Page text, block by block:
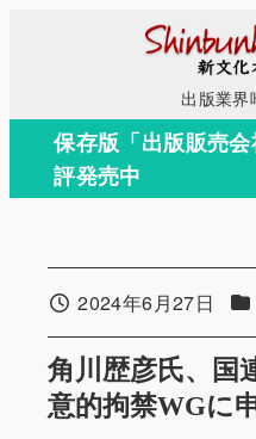
コ
テ
出版業界
保存版「出版販売
評発売中
角川歴彦氏、国
意的拘禁WGに
投稿日2024年6月27日 カ